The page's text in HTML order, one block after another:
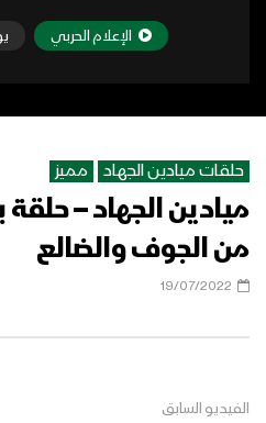
الإعلام الحربي
حلقات ميادين الجهاد مميز
ميادين الجهاد – حلقة
من الجوف والضالع
19/07/2022
الفيديو السابق